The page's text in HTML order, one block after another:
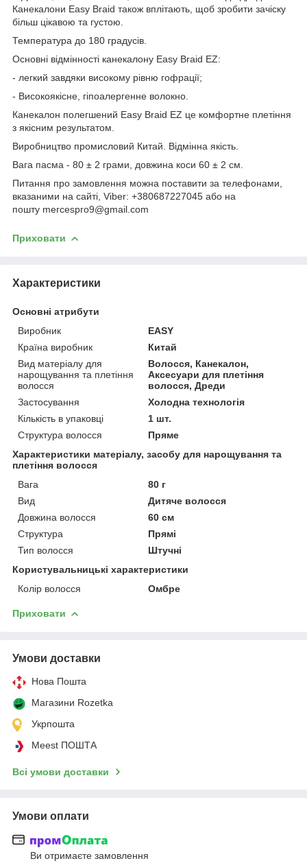
Канекалони Easy Braid також вплітають, щоб зробити зачіску
більш цікавою та густою.
Температура до 180 градусів.
Основні відмінності канекалону Easy Braid EZ:
- легкий завдяки високому рівню гофрації;
- Високоякісне, гіпоалергенне волокно.
Канекалон полегшений Easy Braid EZ це комфортне плетіння
з якісним результатом.
Виробництво промисловий Китай. Відмінна якість.
Вага пасма - 80 ± 2 грами, довжина коси 60 ± 2 см.
Питання про замовлення можна поставити за телефонами,
вказаними на сайті, Viber: +380687227045 або на
пошту mercespro9@gmail.com
Приховати
Характеристики
Основні атрибути
Виробник
EASY
Країна виробник
Китай
Вид матеріалу для
нарощування та плетіння
волосся
Волосся, Канекалон,
Аксесуари для плетіння
волосся, Дреди
Застосування
Холодна технологія
Кількість в упаковці
1 шт.
Структура волосся
Пряме
Характеристики матеріалу, засобу для нарощування та
плетіння волосся
Вага
80 г
Вид
Дитяче волосся
Довжина волосся
60 см
Структура
Прямі
Тип волосся
Штучні
Користувальницькі характеристики
Колір волосся
Омбре
Приховати
Умови доставки
Нова Пошта
Магазини Rozetka
Укрпошта
Meest ПОШТА
Всі умови доставки
Умови оплати
Ви отримаєте замовлення